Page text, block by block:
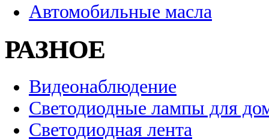
Автомобильные масла
РАЗНОЕ
Видеонаблюдение
Светодиодные лампы для
Светодиодная лента